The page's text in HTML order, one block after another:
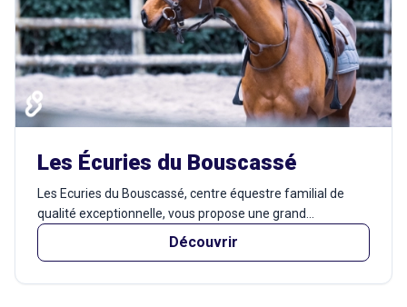
Les Écuries du Bouscassé
Les Ecuries du Bouscassé, centre équestre familial de
qualité exceptionnelle, vous propose une grand...
Découvrir